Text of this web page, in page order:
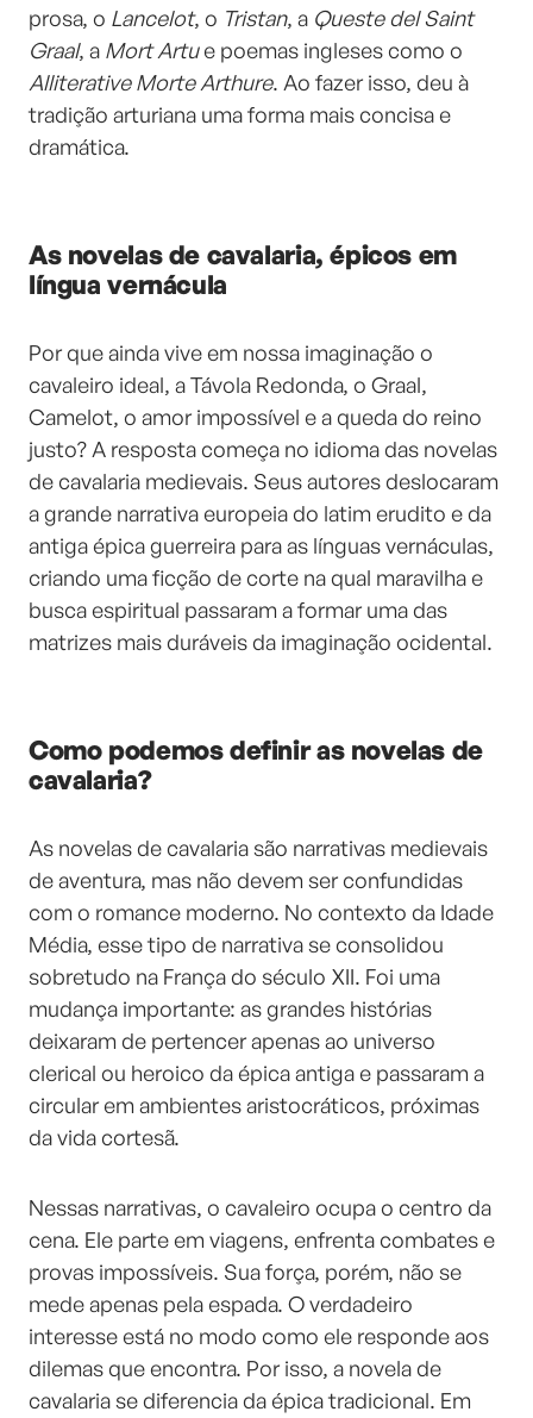
prosa, o Lancelot, o Tristan, a Queste del Saint
Graal, a Mort Artue poemas ingleses como o
Alliterative Morte Arthure. Ao fazer isso, deu à
tradição arturiana uma forma mais concisa e
dramática.
As novelas de cavalaria, épicos em
língua vernácula
Por que ainda vive em nossa imaginação o
cavaleiro ideal, a Távola Redonda, o Graal,
Camelot, o amor impossível e a queda do reino
justo? A resposta começa no idioma das novelas
de cavalaria medievais. Seus autores deslocaram
a grande narrativa europeia do latim erudito e da
antiga épica guerreira para as línguas vernáculas,
criando uma ficção de corte na qual maravilha e
busca espiritual passaram a formar uma das
matrizes mais duráveis da imaginação ocidental.
Como podemos definir as novelas de
cavalaria?
As novelas de cavalaria são narrativas medievais
de aventura, mas não devem ser confundidas
com o romance moderno. No contexto da Idade
Média, esse tipo de narrativa se consolidou
sobretudo na França do século XII. Foi uma
mudança importante: as grandes histórias
deixaram de pertencer apenas ao universo
clerical ou heroico da épica antiga e passaram a
circular em ambientes aristocráticos, próximas
da vida cortesã.
Nessas narrativas, o cavaleiro ocupa o centro da
cena. Ele parte em viagens, enfrenta combates e
provas impossíveis. Sua força, porém, não se
mede apenas pela espada. O verdadeiro
interesse está no modo como ele responde aos
dilemas que encontra. Por isso, a novela de
cavalaria se diferencia da épica tradicional. Em